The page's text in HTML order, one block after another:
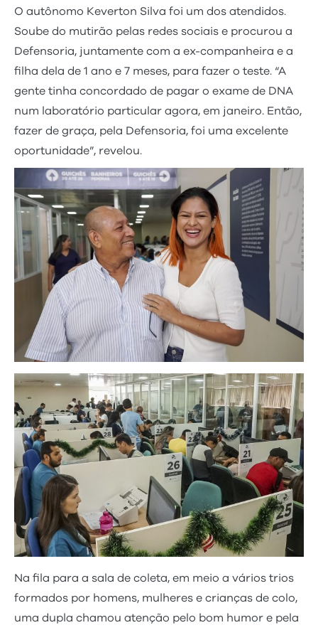
O autônomo Keverton Silva foi um dos atendidos.
Soube do mutirão pelas redes sociais e procurou a
Defensoria, juntamente com a ex-companheira e a
filha dela de 1 ano e 7 meses, para fazer o teste. “A
gente tinha concordado de pagar o exame de DNA
num laboratório particular agora, em janeiro. Então,
fazer de graça, pela Defensoria, foi uma excelente
oportunidade”, revelou.
Na fila para a sala de coleta, em meio a vários trios
formados por homens, mulheres e crianças de colo,
uma dupla chamou atenção pelo bom humor e pela